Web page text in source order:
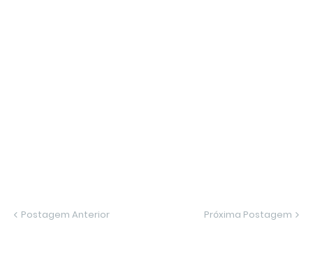
Postagem Anterior Próxima Postagem